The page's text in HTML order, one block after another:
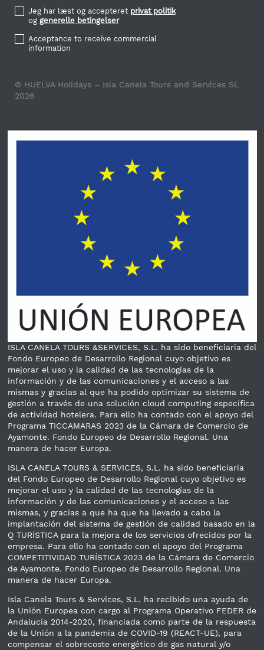
Jeg har læst og accepteret privat politik
og generelle betingelser
Acceptance to receive commercial
information
© HUELVA Holidays – Isla Canela Tours and Services SL
2026
ISLA CANELA TOURS &SERVICES, S.L. ha sido beneficiaria del
Fondo Europeo de Desarrollo Regional cuyo objetivo es
mejorar el uso y la calidad de las tecnologías de la
información y de las comunicaciones y el acceso a las
mismas y gracias al que ha podido optimizar su sistema de
gestión a través de una solución cloud computing específica
de actividad hotelera. Para ello ha contado con el apoyo del
Programa TICCAMARAS 2023 de la Cámara de Comercio de
Ayamonte. Fondo Europeo de Desarrollo Regional. Una
manera de hacer Europa.
ISLA CANELA TOURS & SERVICES, S.L. ha sido beneficiaria
del Fondo Europeo de Desarrollo Regional cuyo objetivo es
mejorar el uso y la calidad de las tecnologías de la
información y de las comunicaciones y el acceso a las
mismas, y gracias a que ha que ha llevado a cabo la
implantación del sistema de gestión de calidad basado en la
Q TURÍSTICA para la mejora de los servicios ofrecidos por la
empresa. Para ello ha contado con el apoyo del Programa
COMPETITIVIDAD TURÍSTICA 2023 de la Cámara de Comercio
de Ayamonte. Fondo Europeo de Desarrollo Regional. Una
manera de hacer Europa.
Isla Canela Tours & Services, S.L. ha recibido una ayuda de
la Unión Europea con cargo al Programa Operativo FEDER de
Andalucía 2014-2020, financiada como parte de la respuesta
de la Unión a la pandemia de COVID-19 (REACT-UE), para
compensar el sobrecoste energético de gas natural y/o